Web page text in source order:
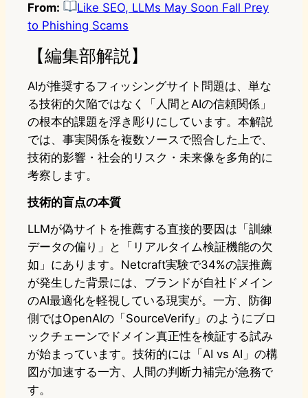
From:
Like SEO, LLMs May Soon Fall Prey
to Phishing Scams
【編集部解説】
AIが推奨するフィッシングサイト問題は、単な
る技術的欠陥ではなく「人間とAIの信頼関係」
の根本的課題を浮き彫りにしています。本解説
では、事実関係を複数ソースで照合した上で、
技術的影響・社会的リスク・未来像を多角的に
考察します。
技術的盲点の本質
LLMが偽サイトを推薦する直接的要因は「訓練
データの偏り」と「リアルタイム検証機能の欠
如」にあります。Netcraft実験で34%の誤推薦
が発生した背景には、ブランドが自社ドメイン
のAI最適化を軽視している現実が。一方、防御
側ではOpenAIの「SourceVerify」のようにブロ
ックチェーンでドメイン真正性を検証する試み
が始まっています。技術的には「AI vs AI」の構
図が加速する一方、人間の判断力補完が急務で
す。